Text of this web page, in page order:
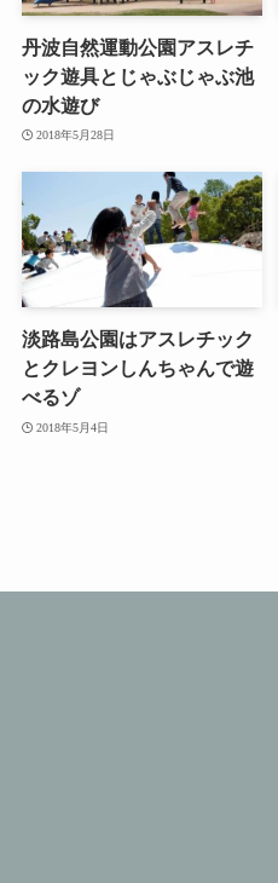
丹波自然運動公園アスレチ
ック遊具とじゃぶじゃぶ池
の水遊び
2018年5月28日
淡路島公園はアスレチック
とクレヨンしんちゃんで遊
べるゾ
2018年5月4日